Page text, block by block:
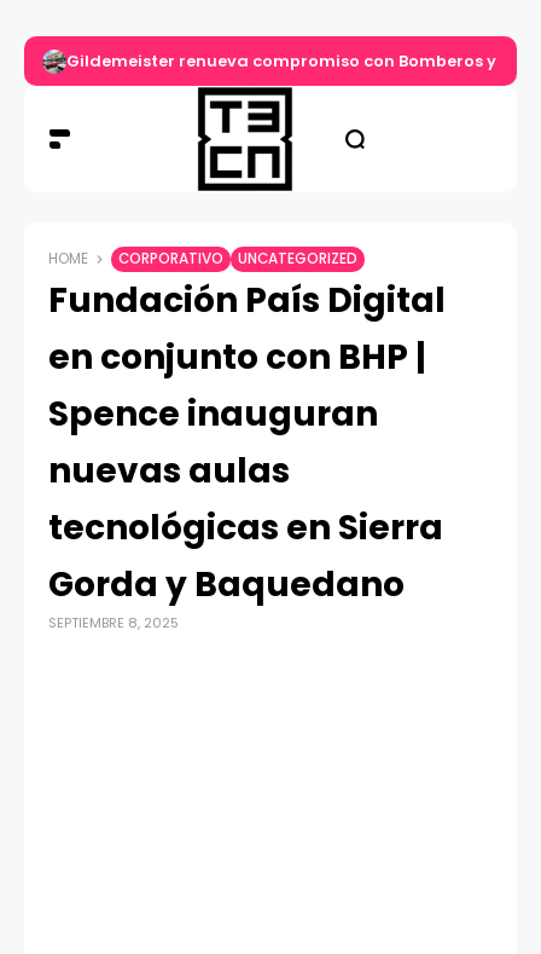
Gildemeister renueva compromiso con Bomberos y
HOME CORPORATIVO UNCATEGORIZED
Fundación País Digital
en conjunto con BHP |
Spence inauguran
nuevas aulas
tecnológicas en Sierra
Gorda y Baquedano
SEPTIEMBRE 8, 2025